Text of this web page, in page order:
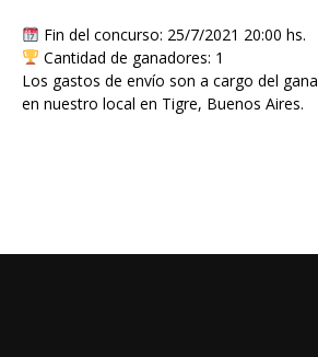
Fin del concurso: 25/7/2021 20:00 hs.
Cantidad de ganadores: 1
Los gastos de envío son a cargo del
en nuestro local en Tigre, Buenos Aires.